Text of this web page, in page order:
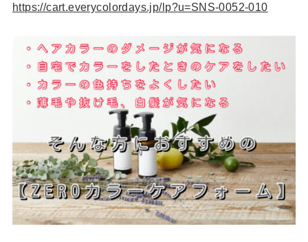
https://cart.everycolordays.jp/lp?u=SNS-0052-010